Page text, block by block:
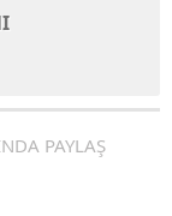
PAYLAŞ